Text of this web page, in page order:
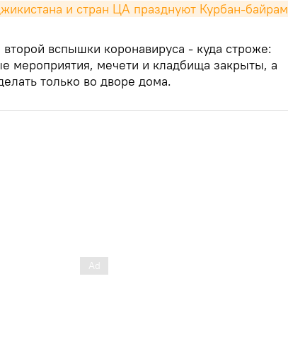
и стран ЦА празднуют Курбан-байрам
второй вспышки коронавируса - куда строже:
мероприятия, мечети и кладбища закрыты, а
только во дворе дома.